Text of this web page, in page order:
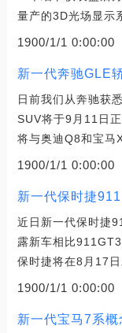
量产的3D光场显示
1900/1/1 0:00:00
新一代奔驰GLE
日前我们从奔驰获
SUV将于9月11日
将与奥迪Q8和宝马
1900/1/1 0:00:00
新一代保时捷
近日新一代保时捷
露新车相比
保时捷将在8月17
1900/1/1 0:00:00
新一代宝马7系